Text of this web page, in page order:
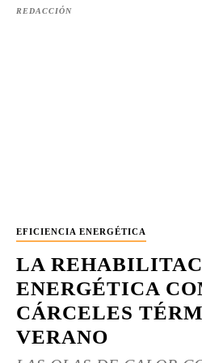
REDACCIÓN
EFICIENCIA ENERGÉTICA
LA
ENERGÉTICA
CÁRCELES
VERANO